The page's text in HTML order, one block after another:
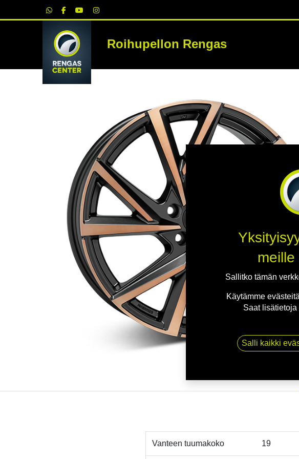
Roihupellon RengasRENKAAT
Vanteen tuumakoko 19
Sallitko tämän
Käytämme
Saat
Salli kaikki